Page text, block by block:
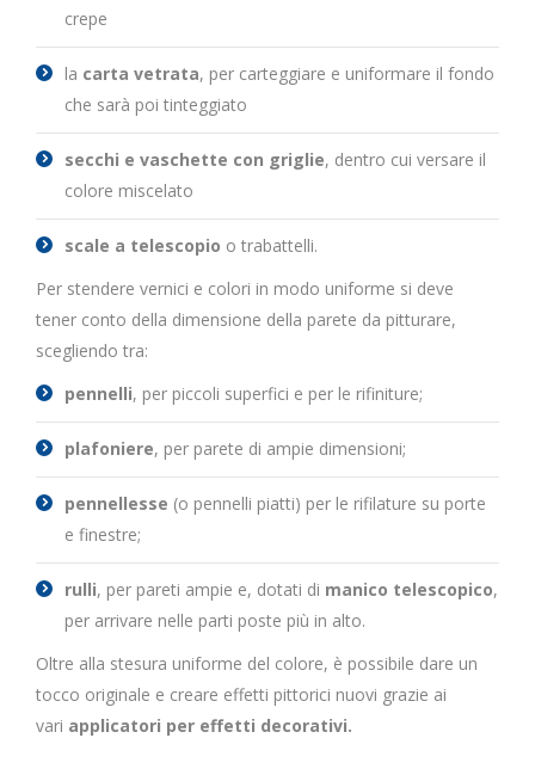
crepe
la carta vetrata, per carteggiare e uniformare il fondo
che sarà poi tinteggiato
secchi e vaschette con griglie, dentro cui versare il
colore miscelato
scale a telescopio o trabattelli.
Per stendere vernici e colori in modo uniforme si deve
tener conto della dimensione della parete da pitturare,
scegliendo tra:
pennelli, per piccoli superfici e per le rifiniture;
plafoniere, per parete di ampie dimensioni;
pennellesse (o pennelli piatti) per le rifilature su porte
e finestre;
rulli, per pareti ampie e, dotati di manico telescopico,
per arrivare nelle parti poste più in alto.
Oltre alla stesura uniforme del colore, è possibile dare un
tocco originale e creare effetti pittorici nuovi grazie ai
vari applicatori per effetti decorativi.